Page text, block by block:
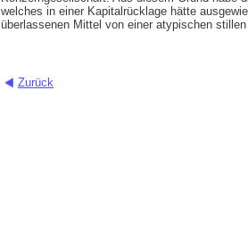
welches in einer Kapitalrücklage hätte
überlassenen Mittel von einer atypischen
Zurück